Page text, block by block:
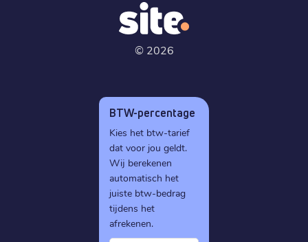
© 2026
BTW-percentage
Kies het btw-tarief
dat voor jou geldt.
Wij berekenen
automatisch het
juiste btw-bedrag
tijdens het
afrekenen.